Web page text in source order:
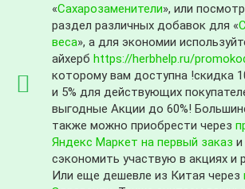
«Сахарозаменители», или
раздел различных добавок для «
веса», а для экономии
айхерб https://herbhelp.ru/
которому вам доступна !скидка
и 5% для действующих
выгодные Акции до 60%!
также можно приобрести через
Яндекс Маркет на первый заказ
сэкономить участвую в акциях и
Или еще дешевле из Китая через